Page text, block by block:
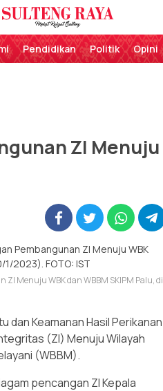
Sulteng Raya
Perekat Rakyat Sulteng
Pendidikan Politik Opini
ZI Menuju
Menuju WBK dan WBBM SKIPM Palu, di
dan Keamanan Hasil Perikanan
(ZI) Menuju Wilayah
(WBBM).
pencangan ZI Kepala